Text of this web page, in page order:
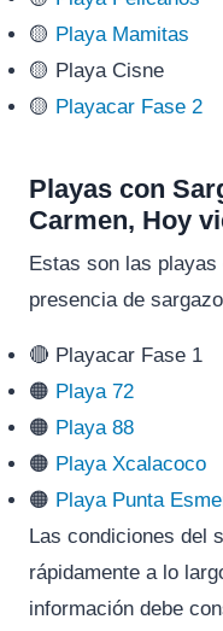
🟡 Playa Mamitas
🟡 Playa Cisne
🟡 Playacar Fase 2
Playas con
Carmen, Hoy
Estas son las
presencia de
🔴 Playacar Fase 1
🟠 Playa 72
🟠 Playa 88
🟠 Playa Xcalacoco
🟠 Playa Punta
Las condiciones del
rápidamente a lo
información debe